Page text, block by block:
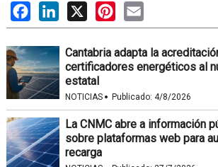
FacebookLinkedIn
X PinterestEmail
Cantabria adapta la
certificadores energéticos al
estatal
NOTICIAS · Publicado: 4/8/2026
La CNMC abre a información
sobre plataformas web para
recarga